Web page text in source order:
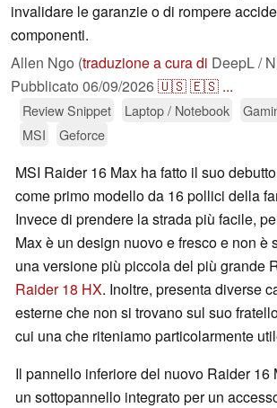
invalidare le garanzie o di rompere
componenti.
Allen Ngo (traduzione a cura di DeepL /
Pubblicato 06/09/2026🇺🇸🇪🇸 ...
Review Snippet Laptop / Notebook
MSI
Geforce
MSI Raider 16 Max ha fatto il suo
come primo modello da 16 pollici della
Invece di prendere la strada più facile,
Max è un design nuovo e fresco e non è
una versione più piccola del più grande
Raider 18 HX. Inoltre, presenta diverse
esterne che non si trovano sul suo
cui una che riteniamo particolarmente
Il pannello inferiore del nuovo Raider 16
un sottopannello integrato per un